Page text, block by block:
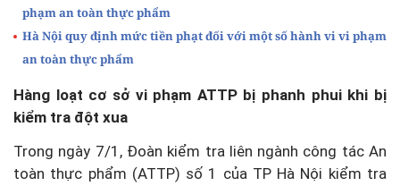
phạm an toàn thực phẩm
Hà Nội quy định mức tiền phạt đối với một số hành vi vi phạm
an toàn thực phẩm
Hàng loạt cơ sở vi phạm ATTP bị phanh phui khi bị
kiểm tra đột xua
Trong ngày 7/1, Đoàn kiểm tra liên ngành công tác An
toàn thực phẩm (ATTP) số 1 của TP Hà Nội kiểm tra